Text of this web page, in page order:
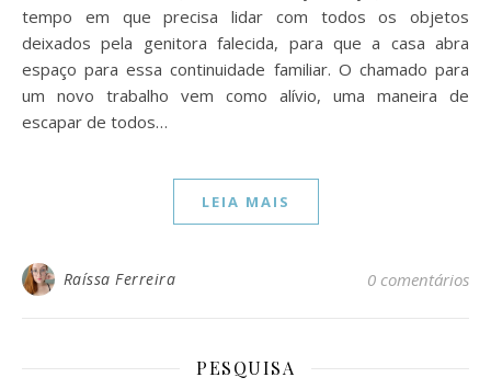
tempo em que precisa lidar com todos os objetos
deixados pela genitora falecida, para que a casa abra
espaço para essa continuidade familiar. O chamado para
um novo trabalho vem como alívio, uma maneira de
escapar de todos…
LEIA MAIS
Raíssa Ferreira 0 comentários
PESQUISA